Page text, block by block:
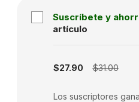
Suscríbete y
artículo
$27.90 $31.00
Los suscriptores